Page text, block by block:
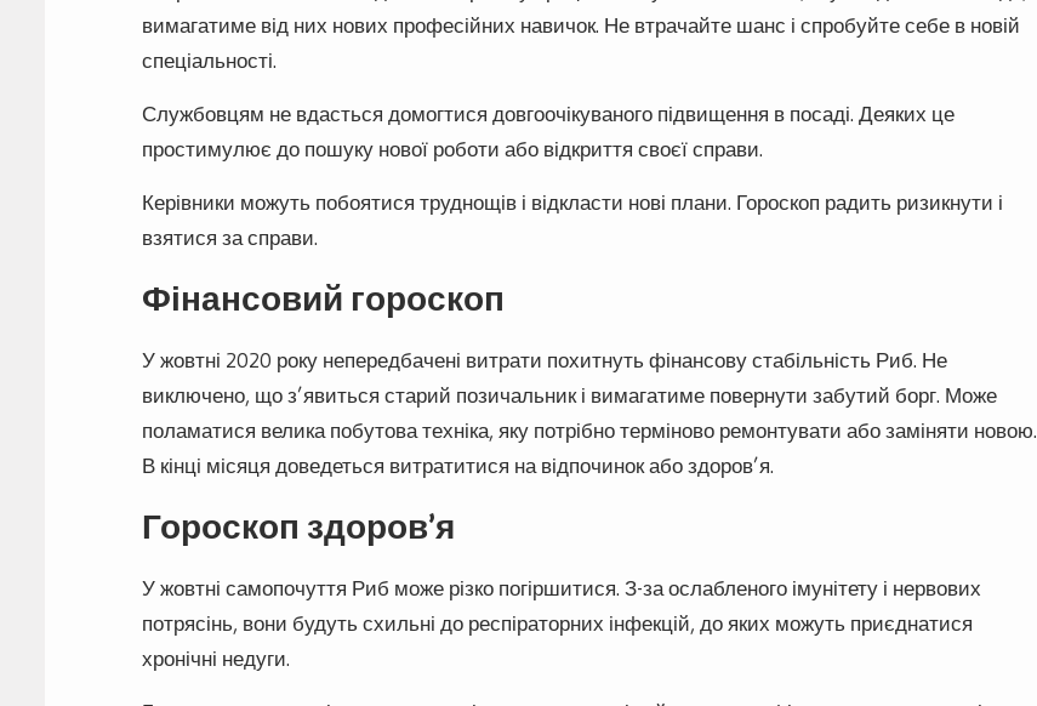
вимагатиме від них нових професійних навичок. Не втрачайте шанс і спробуйте себе в новій
спеціальності.
Службовцям не вдасться домогтися довгоочікуваного підвищення в посаді. Деяких це
простимулює до пошуку нової роботи або відкриття своєї справи.
Керівники можуть побоятися труднощів і відкласти нові плани. Гороскоп радить ризикнути і
взятися за справи.
Фінансовий гороскоп
У жовтні 2020 року непередбачені витрати похитнуть фінансову стабільність Риб. Не
виключено, що з’явиться старий позичальник і вимагатиме повернути забутий борг. Може
поламатися велика побутова техніка, яку потрібно терміново ремонтувати або заміняти новою.
В кінці місяця доведеться витратитися на відпочинок або здоров’я.
Гороскоп здоров’я
У жовтні самопочуття Риб може різко погіршитися. З-за ослабленого імунітету і нервових
потрясінь, вони будуть схильні до респіраторних інфекцій, до яких можуть приєднатися
хронічні недуги.